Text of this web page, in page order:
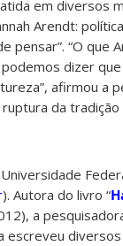
em diversos
Arendt:
pensar”. “O que
dizer
afirmou a
da tradição
). Autora do livro “
a
escreveu diversos